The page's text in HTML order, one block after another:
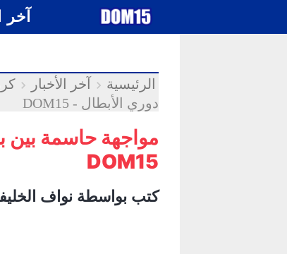
آخر
الرئيسية آخر الأخبار
دوري الأبطال - DOM15
مواجهة حاسمة بين
DOM15
كتب بواسطة نواف